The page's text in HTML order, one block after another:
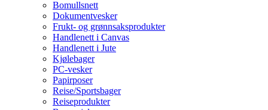
Bomullsnett
Dokumentvesker
Frukt- og grønnsaksprodukter
Handlenett i Canvas
Handlenett i Jute
Kjølebager
PC-vesker
Papirposer
Reise/Sportsbager
Reiseprodukter